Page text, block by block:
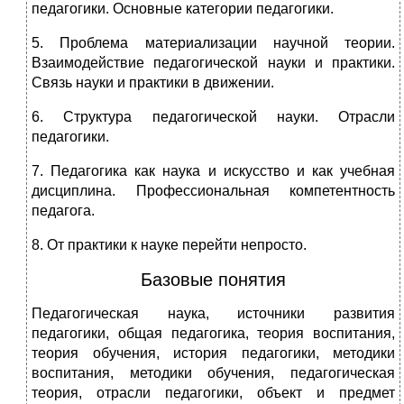
педагогики. Основные категории педагогики.
5. Проблема материализации научной теории.
Взаимодействие педагогической науки и практики.
Связь науки и практики в движении.
6. Структура педагогической науки. Отрасли
педагогики.
7. Педагогика как наука и искусство и как учебная
дисциплина. Профессиональная компетентность
педагога.
8. От практики к науке перейти непросто.
Базовые понятия
Педагогическая наука, источники развития
педагогики, общая педагогика, теория воспитания,
теория обучения, история педагогики, методики
воспитания, методики обучения, педагогическая
теория, отрасли педагогики, объект и предмет